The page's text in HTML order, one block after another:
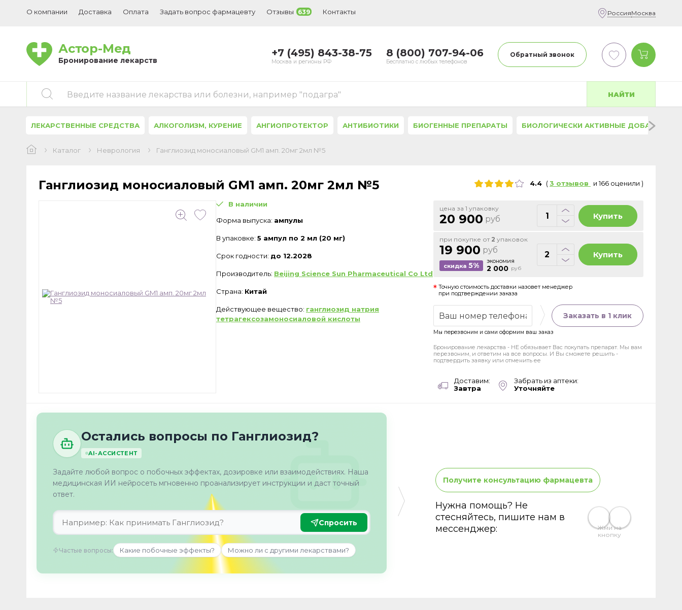
О компании Доставка Оплата Задать вопрос фармацевту Отзывы 639 Контакты РоссияМосква
Астор-Мед
Бронирование лекарств
+7 (495) 843-38-75
Москва и регионы РФ
8 (800) 707-94-06
Бесплатно с любых телефонов
Обратный звонок
Введите название лекарства или болезни, например "подагра" НАЙТИ
ЛЕКАРСТВЕННЫЕ СРЕДСТВА АЛКОГОЛИЗМ, КУРЕНИЕ АНГИОПРОТЕКТОР АНТИБИОТИКИ БИОГЕННЫЕ ПРЕПАРАТЫ БИОЛОГИЧЕСКИ АКТИВНЫЕ ДОБАВКИ
Каталог Неврология Ганглиозид моносиаловый GM1 амп. 20мг 2мл №5
Ганглиозид моносиаловый GM1 амп. 20мг 2мл №5 4.4 (3 отзывов и166 оценили )
В наличии
Форма выпуска: ампулы
В упаковке: 5 ампул по 2 мл (20 мг)
Срок годности: до 12.2028
Производитель: Beijing Science Sun Pharmaceutical Co Ltd
Страна: Китай
Действующее вещество: ганглиозид натрия
тетрагексозамоносиаловой кислоты
цена за 1 упаковку
20 900 руб Купить
при покупке от 2 упаковок
19 900 руб
скидка 5% экономия
2 000 руб
Купить
Точную стоимость доставки назовет менеджер
при подтверждении заказа
Заказать в 1 клик
Мы перезвоним и сами оформим ваш заказ
Бронирование лекарства - НЕ обязывает Вас покупать препарат. Мы вам
перезвоним, и ответим на все вопросы. И Вы сможете решить -
подтвердить заявку или отменить ее
Доставим:
Завтра
Забрать из аптеки:
Уточняйте
Остались вопросы по Ганглиозид?
AI-АССИСТЕНТ
Задайте любой вопрос о побочных эффектах, дозировке или взаимодействиях. Наша
медицинская ИИ нейросеть мгновенно проанализирует инструкции и даст точный
ответ.
Спросить
Частые вопросы: Какие побочные эффекты? Можно ли с другими лекарствами?
Получите консультацию фармацевта
Нужна помощь? Не
стесняйтесь, пишите нам в
мессенджер:
Жми на
кнопку